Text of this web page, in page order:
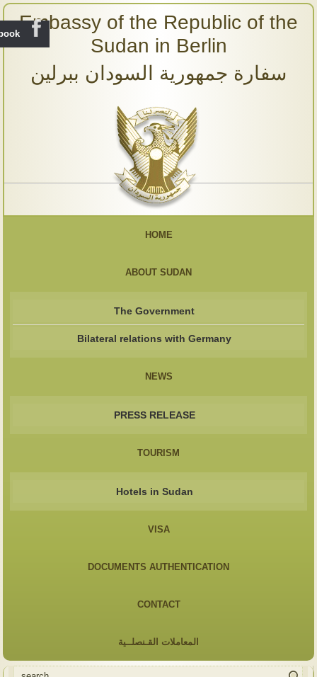
Embassy of the Republic of the
Sudan in Berlin
سفارة جمهورية السودان ببرلين
HOME
ABOUT SUDAN
The Government
Bilateral relations with Germany
NEWS
PRESS RELEASE
TOURISM
Hotels in Sudan
VISA
DOCUMENTS AUTHENTICATION
CONTACT
المعاملات القـنصلــية